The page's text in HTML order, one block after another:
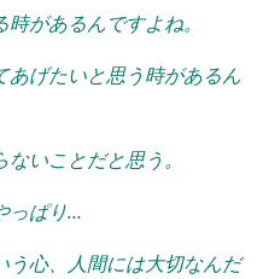
があるんですよね。
げたいと思う時があるん
いことだと思う。
っぱり…
う心、人間には大切なんだ